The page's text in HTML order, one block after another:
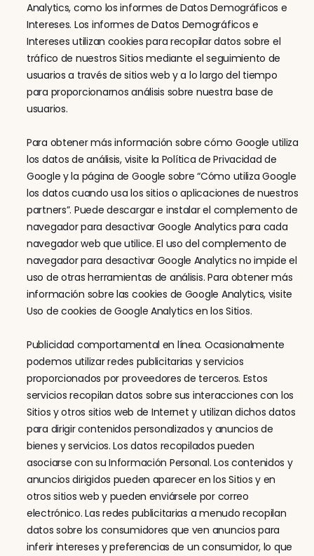
Analytics, como los informes de Datos Demográficos e
Intereses. Los informes de Datos Demográficos e
Intereses utilizan cookies para recopilar datos sobre el
tráfico de nuestros Sitios mediante el seguimiento de
usuarios a través de sitios web y a lo largo del tiempo
para proporcionarnos análisis sobre nuestra base de
usuarios.
Para obtener más información sobre cómo Google utiliza
los datos de análisis, visite la Política de Privacidad de
Google y la página de Google sobre “Cómo utiliza Google
los datos cuando usa los sitios o aplicaciones de nuestros
partners”. Puede descargar e instalar el complemento de
navegador para desactivar Google Analytics para cada
navegador web que utilice. El uso del complemento de
navegador para desactivar Google Analytics no impide el
uso de otras herramientas de análisis. Para obtener más
información sobre las cookies de Google Analytics, visite
Uso de cookies de Google Analytics en los Sitios.
Publicidad comportamental en línea. Ocasionalmente
podemos utilizar redes publicitarias y servicios
proporcionados por proveedores de terceros. Estos
servicios recopilan datos sobre sus interacciones con los
Sitios y otros sitios web de Internet y utilizan dichos datos
para dirigir contenidos personalizados y anuncios de
bienes y servicios. Los datos recopilados pueden
asociarse con su Información Personal. Los contenidos y
anuncios dirigidos pueden aparecer en los Sitios y en
otros sitios web y pueden enviársele por correo
electrónico. Las redes publicitarias a menudo recopilan
datos sobre los consumidores que ven anuncios para
inferir intereses y preferencias de un consumidor, lo que